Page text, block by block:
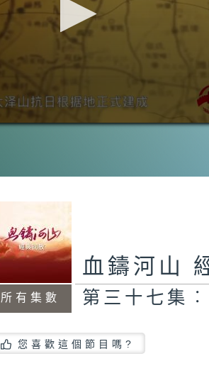
所有集數
血鑄河山
第三十七集
您喜歡這個節目嗎?